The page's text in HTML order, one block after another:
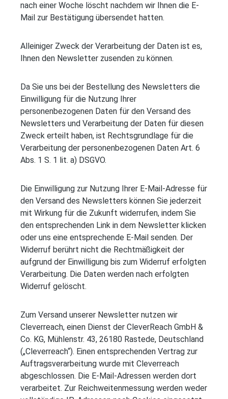
nach einer Woche löscht nachdem wir Ihnen die E-
Mail zur Bestätigung übersendet hatten.
Alleiniger Zweck der Verarbeitung der Daten ist es,
Ihnen den Newsletter zusenden zu können.
Da Sie uns bei der Bestellung des Newsletters die
Einwilligung für die Nutzung Ihrer
personenbezogenen Daten für den Versand des
Newsletters und Verarbeitung der Daten für diesen
Zweck erteilt haben, ist Rechtsgrundlage für die
Verarbeitung der personenbezogenen Daten Art. 6
Abs. 1 S. 1 lit. a) DSGVO.
Die Einwilligung zur Nutzung Ihrer E-Mail-Adresse für
den Versand des Newsletters können Sie jederzeit
mit Wirkung für die Zukunft widerrufen, indem Sie
den entsprechenden Link in dem Newsletter klicken
oder uns eine entsprechende E-Mail senden. Der
Widerruf berührt nicht die Rechtmäßigkeit der
aufgrund der Einwilligung bis zum Widerruf erfolgten
Verarbeitung. Die Daten werden nach erfolgten
Widerruf gelöscht.
Zum Versand unserer Newsletter nutzen wir
Cleverreach, einen Dienst der CleverReach GmbH &
Co. KG, Mühlenstr. 43, 26180 Rastede, Deutschland
(„Cleverreach“). Einen entsprechenden Vertrag zur
Auftragsverarbeitung wurde mit Cleverreach
abgeschlossen. Die E-Mail-Adressen werden dort
verarbeitet. Zur Reichweitenmessung werden weder